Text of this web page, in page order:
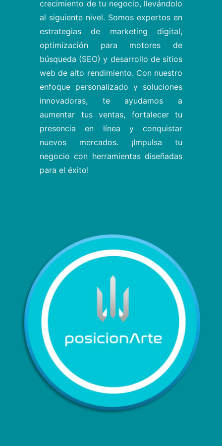
crecimiento de tu negocio, llevándolo
al siguiente nivel. Somos expertos en
estrategias de marketing digital,
optimización para motores de
búsqueda (SEO) y desarrollo de sitios
web de alto rendimiento. Con nuestro
enfoque personalizado y soluciones
innovadoras, te ayudamos a
aumentar tus ventas, fortalecer tu
presencia en línea y conquistar
nuevos mercados. ¡Impulsa tu
negocio con herramientas diseñadas
para el éxito!